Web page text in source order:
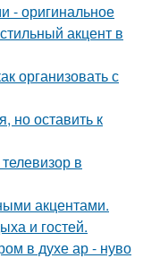
- оригинальное
акцент в
организовать с
но оставить к
в
акцентами.
и гостей.
в духе ар - нуво